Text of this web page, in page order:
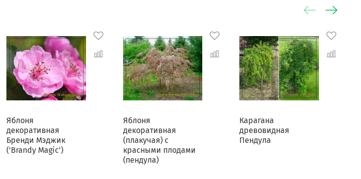
Яблоня
декоративная
Бренди Мэджик
('Brandy Magic')
Яблоня
декоративная
(плакучая) с
красными плодами
(пендула)
Карагана
древовидная
Пендула